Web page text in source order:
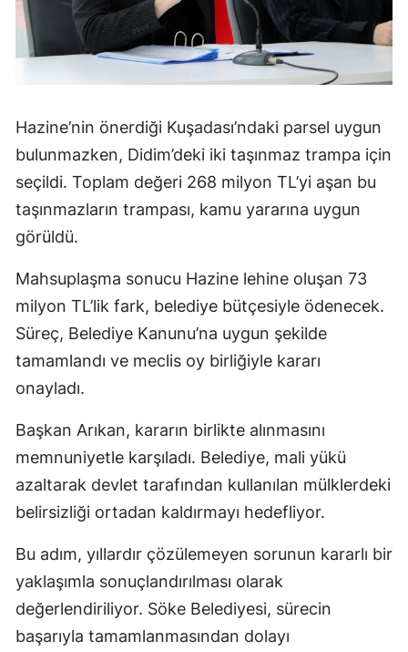
Hazine’nin önerdiği Kuşadası’ndaki parsel uygun
bulunmazken, Didim’deki iki taşınmaz trampa için
seçildi. Toplam değeri 268 milyon TL’yi aşan bu
taşınmazların trampası, kamu yararına uygun
görüldü.
Mahsuplaşma sonucu Hazine lehine oluşan 73
milyon TL’lik fark, belediye bütçesiyle ödenecek.
Süreç, Belediye Kanunu’na uygun şekilde
tamamlandı ve meclis oy birliğiyle kararı
onayladı.
Başkan Arıkan, kararın birlikte alınmasını
memnuniyetle karşıladı. Belediye, mali yükü
azaltarak devlet tarafından kullanılan mülklerdeki
belirsizliği ortadan kaldırmayı hedefliyor.
Bu adım, yıllardır çözülemeyen sorunun kararlı bir
yaklaşımla sonuçlandırılması olarak
değerlendiriliyor. Söke Belediyesi, sürecin
başarıyla tamamlanmasından dolayı